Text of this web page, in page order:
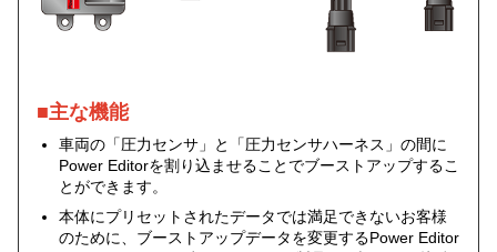
■主な機能
車両の「圧力センサ」と「圧力センサハーネス」の間に
Power Editorを割り込ませることでブーストアップするこ
とができます。
本体にプリセットされたデータでは満足できないお客様
のために、ブーストアップデータを変更するPower Editor